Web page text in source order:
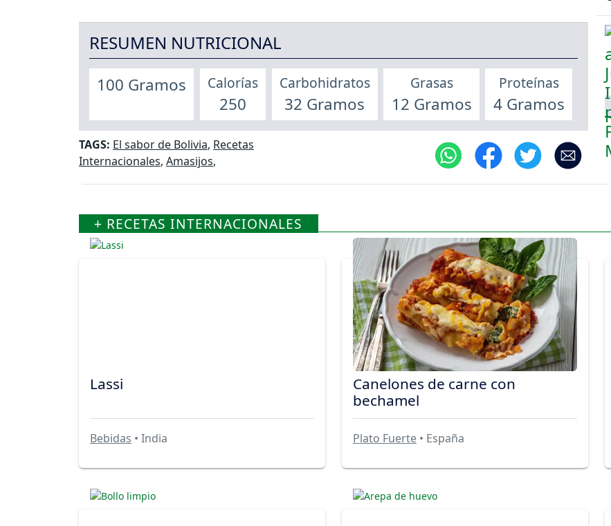
RESUMEN NUTRICIONAL
100 Gramos Calorías
250
Carbohidratos
32 Gramos
Grasas
12 Gramos
Proteínas
4 Gramos
TAGS: El sabor de Bolivia, Recetas
Internacionales, Amasijos,
+ RECETAS INTERNACIONALES
Lassi
Bebidas • India
Canelones de carne con
bechamel
Plato Fuerte • España